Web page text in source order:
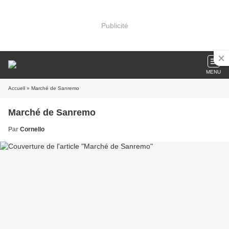
Publicité
MENU
Accueil » Marché de Sanremo
Marché de Sanremo
Par Cornello